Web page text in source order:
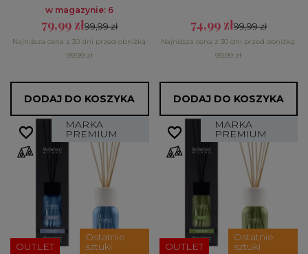
w magazynie: 6
79,99 zł99,99 zł
Najniższa cena z 30 dni przed obniżką:
99,99 zł
DODAJ DO KOSZYKA
74,99 zł99,99 zł
Najniższa cena z 30 dni przed obniżką:
99,99 zł
DODAJ DO KOSZYKA
MARKA
PREMIUM
OUTLET
Ostatnie
sztuki
favorite_border
favorite_border MARKA
PREMIUM
OUTLET
Ostatnie
sztuki
favorite_border
favorite_border